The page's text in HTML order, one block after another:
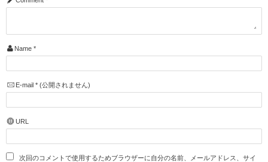
Name *
E-mail *(公開されません)
URL
次回のコメントで使用するためブラウザーに自分の名前、メールアドレス、サイ